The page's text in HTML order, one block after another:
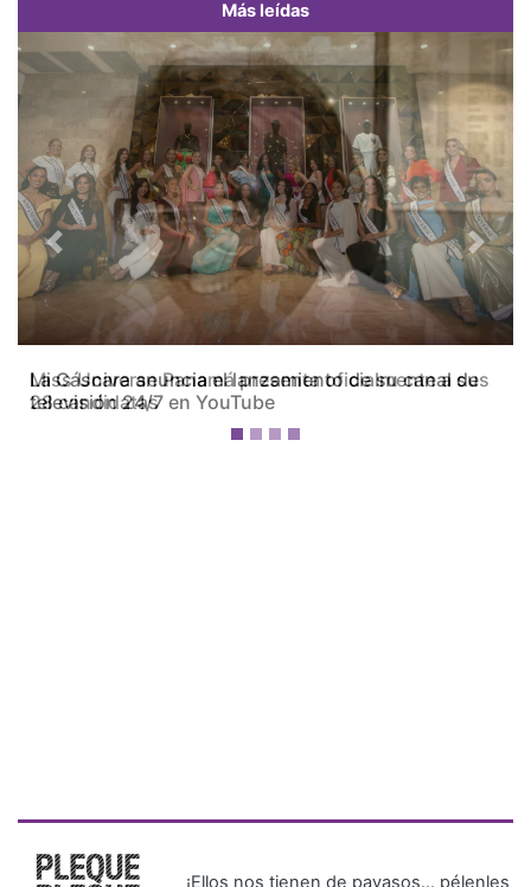
Más leídas
Miss Universe Panamá presenta oficialmente a sus
28 candidatas
Previous Next
¡Ellos nos tienen de payasos… pélenles